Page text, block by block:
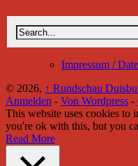
Impressum /
© 2026, ↑ Rundschau
Anmelden - Von Wordpress -
This website uses cookies to
you're ok with this, but you
Read More